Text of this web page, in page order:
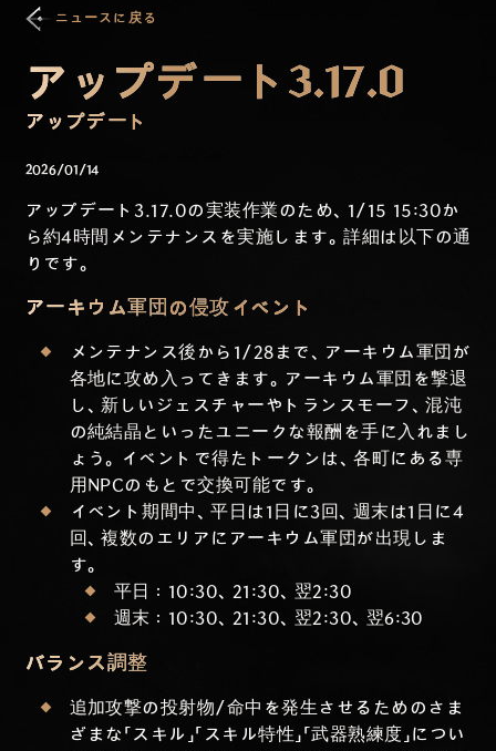
ニュースに戻る
アップデート3.17.0
アップデート
2026/01/14
アップデート3.17.0の実装作業のため、1/15 15:30か
ら約4時間メンテナンスを実施します。詳細は以下の通
りです。
アーキウム軍団の侵攻イベント
メンテナンス後から1/28まで、アーキウム軍団が
各地に攻め入ってきます。アーキウム軍団を撃退
し、新しいジェスチャーやトランスモーフ、混沌
の純結晶といったユニークな報酬を手に入れまし
ょう。イベントで得たトークンは、各町にある専
用NPCのもとで交換可能です。
イベント期間中、平日は1日に3回、週末は1日に4
回、複数のエリアにアーキウム軍団が出現しま
す。
平日：10:30、21:30、翌2:30
週末：10:30、21:30、翌2:30、翌6:30
バランス調整
追加攻撃の投射物/命中を発生させるためのさま
ざまな「スキル」「スキル特性」「武器熟練度」につい